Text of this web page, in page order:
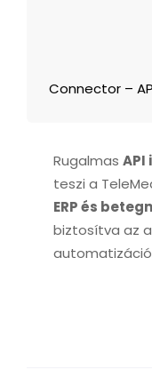
Connector –
Rugalmas API
teszi a
ERP és
biztosítva az